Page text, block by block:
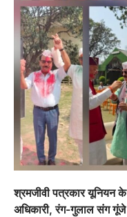
श्रमजीवी पत्रकार यूनियन
अधिकारी, रंग-गुलाल संग गूंजे